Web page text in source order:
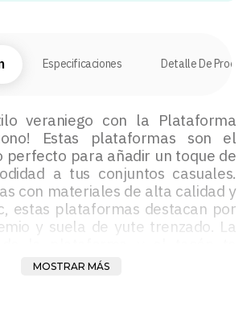
Especificaciones Detalle De
veraniego con la Plataforma
Estas plataformas son el
perfecto para añadir un toque de
a tus conjuntos casuales.
con materiales de alta calidad y
estas plataformas destacan por
y suela de yute trenzado. La
adicional sin sacrificar la
MOSTRAR MÁS